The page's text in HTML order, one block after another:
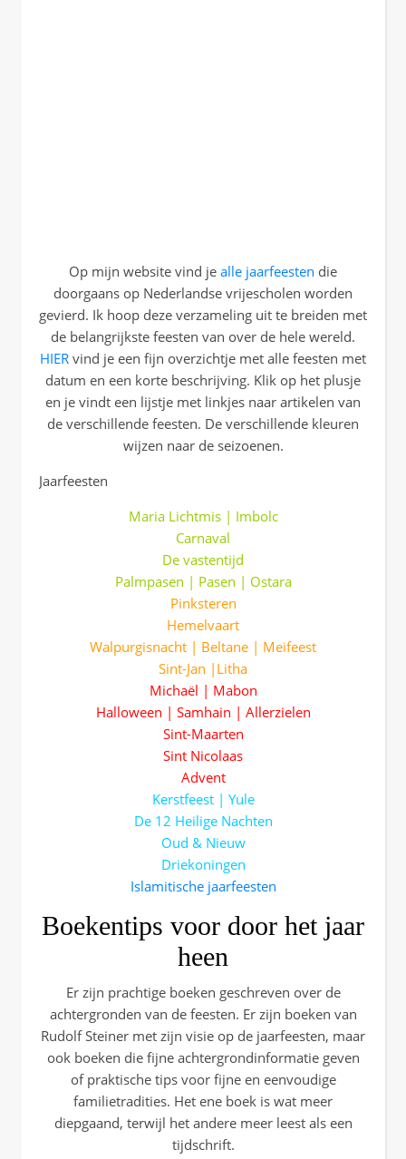
Op mijn website vind je alle jaarfeesten die
doorgaans op Nederlandse vrijescholen worden
gevierd. Ik hoop deze verzameling uit te breiden met
de belangrijkste feesten van over de hele wereld.
HIER vind je een fijn overzichtje met alle feesten met
datum en een korte beschrijving. Klik op het plusje
en je vindt een lijstje met linkjes naar artikelen van
de verschillende feesten. De verschillende kleuren
wijzen naar de seizoenen.
Jaarfeesten
Maria Lichtmis | Imbolc
Carnaval
De vastentijd
Palmpasen | Pasen | Ostara
Pinksteren
Hemelvaart
Walpurgisnacht | Beltane | Meifeest
Sint-Jan |Litha
Michaël | Mabon
Halloween | Samhain | Allerzielen
Sint-Maarten
Sint Nicolaas
Advent
Kerstfeest | Yule
De 12 Heilige Nachten
Oud & Nieuw
Driekoningen
Islamitische jaarfeesten
Boekentips voor door het jaar
heen
Er zijn prachtige boeken geschreven over de
achtergronden van de feesten. Er zijn boeken van
Rudolf Steiner met zijn visie op de jaarfeesten, maar
ook boeken die fijne achtergrondinformatie geven
of praktische tips voor fijne en eenvoudige
familietradities. Het ene boek is wat meer
diepgaand, terwijl het andere meer leest als een
tijdschrift.